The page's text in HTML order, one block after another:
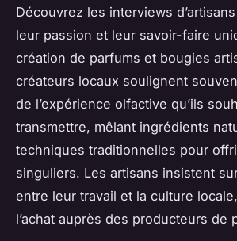
Découvrez les interviews
leur passion et leur savoir-faire
création de parfums et bougies
créateurs locaux soulignent
de l’expérience olfactive qu’ils
transmettre, mêlant ingrédients
techniques traditionnelles pour
singuliers. Les artisans insistent
entre leur travail et la culture
l’achat auprès des producteurs de